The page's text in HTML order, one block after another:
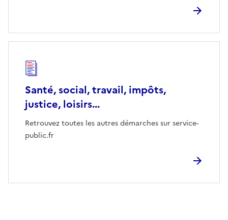
Santé, social, travail, impôts,
justice, loisirs...
Retrouvez toutes les autres démarches sur service-
public.fr